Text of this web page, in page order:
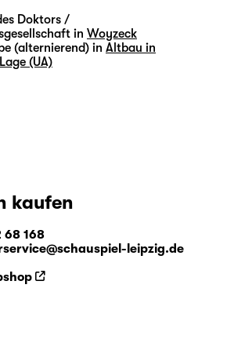
Doktors /
in Woyzeck
(alternierend) in Altbau in
(UA)
kaufen
68 168
leipzig.de